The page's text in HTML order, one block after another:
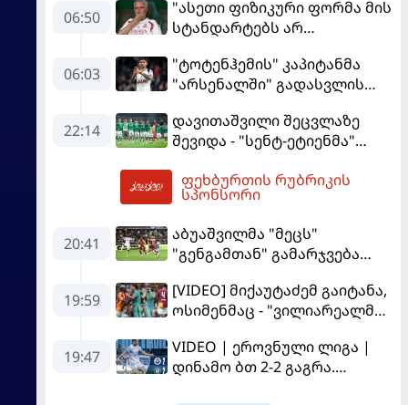
06:50
"ასეთი ფიზიკური ფორმა მის
სტანდარტებს არ
"რეალის" ახალწვეული
გააკრიტიკა
06:03
"ტოტენჰემის" კაპიტანმა
"არსენალში" გადასვლის
22:14
დავითაშვილი შეცვლაზე
შევიდა - "სენტ-ეტიენმა"
ფეხბურთის რუბრიკის
სპონსორი
20:41
აბუაშვილმა "მეცს"
"გენგამთან" გამარჯვება
19:59
[VIDEO] მიქაუტაძემ გაიტანა,
ოსიმენმაც - "ვილიარეალმა"
"გალათასარაის" მოუგო
19:47
VIDEO | ეროვნული ლიგა |
დინამო ბთ 2-2 გაგრა.